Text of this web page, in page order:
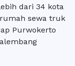
dari 34 kota
sewa truk
Purwokerto